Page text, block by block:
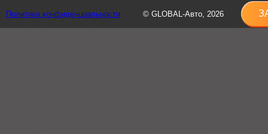
Политика конфиденциальности © GLOBAL-Авто, 2026